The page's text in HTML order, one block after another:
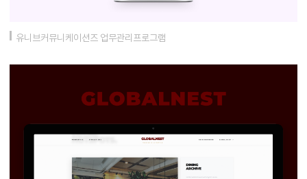
유니브커뮤니케이션즈 업무관리프로그램